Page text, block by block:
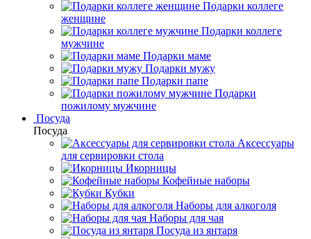
Подарки коллеге
женщине
Подарки коллеге
мужчине
Подарки маме
Подарки мужу
Подарки папе
Подарки
пожилому мужчине
Посуда
Посуда
Аксессуары
для сервировки стола
Икорницы
Кофейные наборы
Кубки
Наборы для алкоголя
Наборы для чая
Посуда из янтаря